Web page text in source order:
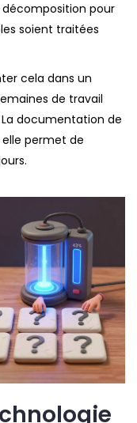
décomposition pour
soient traitées
cela dans un
de travail
documentation de
elle permet de